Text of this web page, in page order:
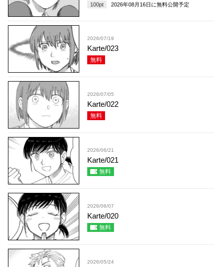
100pt 2026年08月16日 に無料公開予定
2026/07/19
Karte/023
無料
2026/07/05
Karte/022
無料
2026/06/21
Karte/021
無料
2026/06/07
Karte/020
無料
2026/05/24